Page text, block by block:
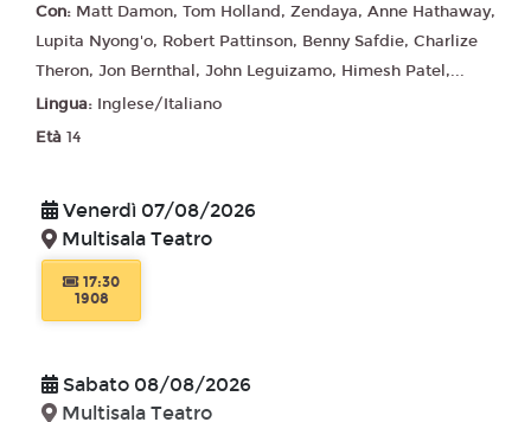
Con: Matt Damon, Tom Holland, Zendaya, Anne Hathaway,
Lupita Nyong'o, Robert Pattinson, Benny Safdie, Charlize
Theron, Jon Bernthal, John Leguizamo, Himesh Patel,...
Lingua: Inglese/Italiano
Età 14
Venerdì 07/08/2026
Multisala Teatro
17:30
1908
Sabato 08/08/2026
Multisala Teatro